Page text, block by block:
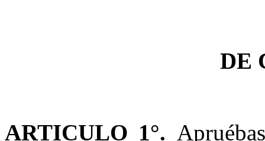
DE
ARTICULO 1°.